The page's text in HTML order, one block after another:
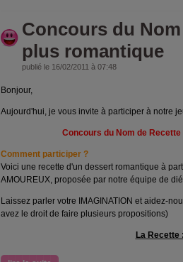
Concours du
plus romantique
publié le 16/02/2011 à 07:48
Bonjour,
Aujourd'hui, je vous invite à participer à notre
Concours du Nom de
Comment participer ?
Voici une recette d'un dessert romantique à
AMOUREUX, proposée par notre équipe de
Laissez parler votre IMAGINATION et aidez-
avez le droit de faire plusieurs propositions)
La Recette